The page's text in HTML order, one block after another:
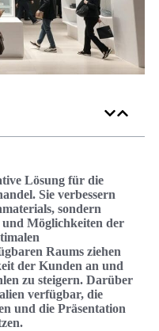
Lösung für die
Sie verbessern
sondern
Möglichkeiten der
Raums ziehen
der Kunden an und
zu steigern. Darüber
verfügbar, die
und die Präsentation